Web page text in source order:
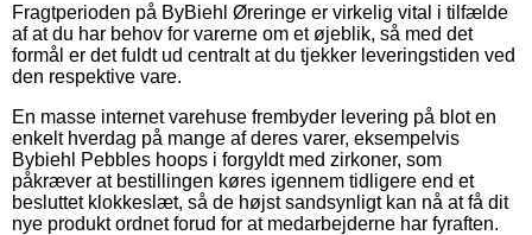
Fragtperioden på ByBiehl Øreringe er virkelig vital i tilfælde
af at du har behov for varerne om et øjeblik, så med det
formål er det fuldt ud centralt at du tjekker leveringstiden ved
den respektive vare.
En masse internet varehuse frembyder levering på blot en
enkelt hverdag på mange af deres varer, eksempelvis
Bybiehl Pebbles hoops i forgyldt med zirkoner, som
påkræver at bestillingen køres igennem tidligere end et
besluttet klokkeslæt, så de højst sandsynligt kan nå at få dit
nye produkt ordnet forud for at medarbejderne har fyraften.